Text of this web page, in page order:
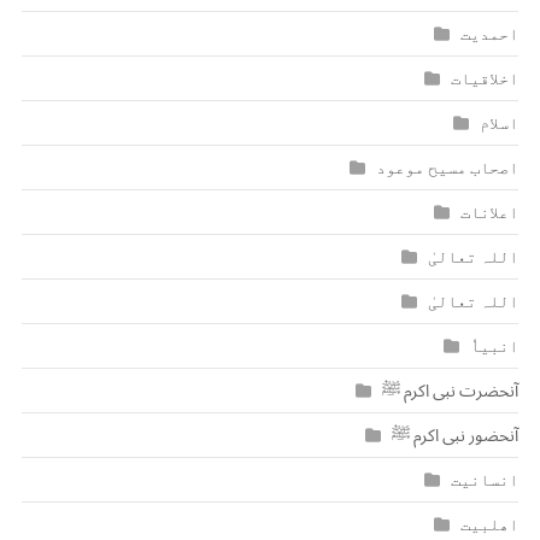
احمدیت
اخلاقیات
اسلام
اصحاب مسیح موعود
اعلانات
اللہ تعالیٰ
اللہ تعالیٰ
انبیاٗ
آنحضرت نبی اکرم ﷺ
آنحضور نبی اکرم ﷺ
انسانیت
اھلبیت